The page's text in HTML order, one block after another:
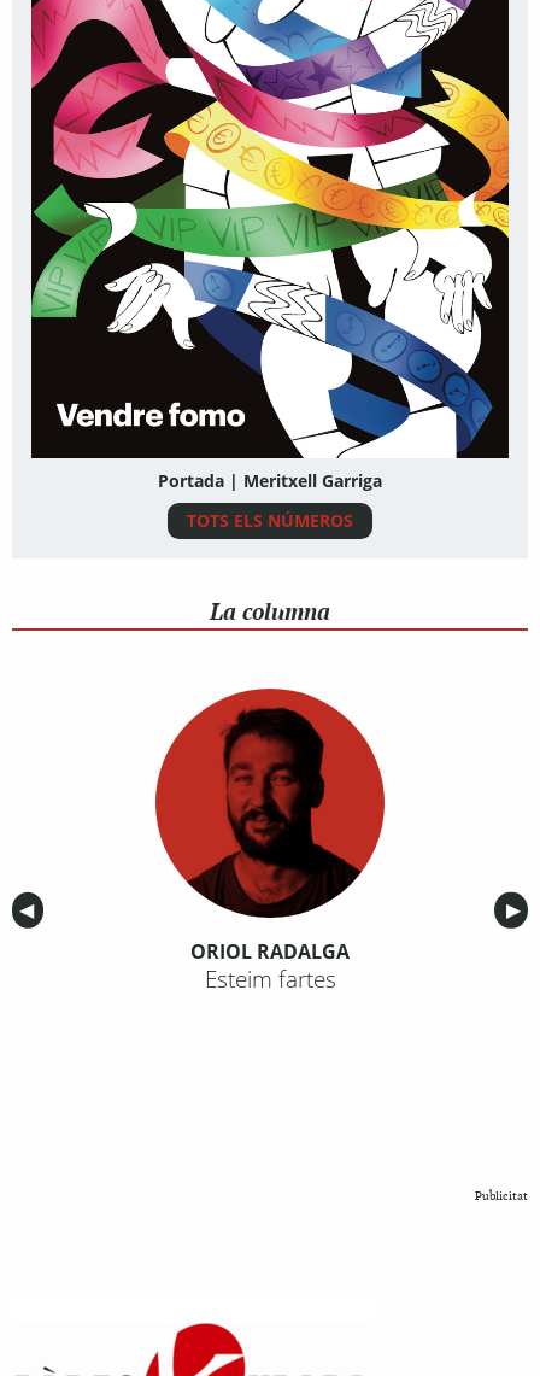
Portada | Meritxell Garriga
TOTS ELS NÚMEROS
La columna
Anterior
◀︎ ▶︎
ORIOL RADALGA
Esteim fartes
Publicitat